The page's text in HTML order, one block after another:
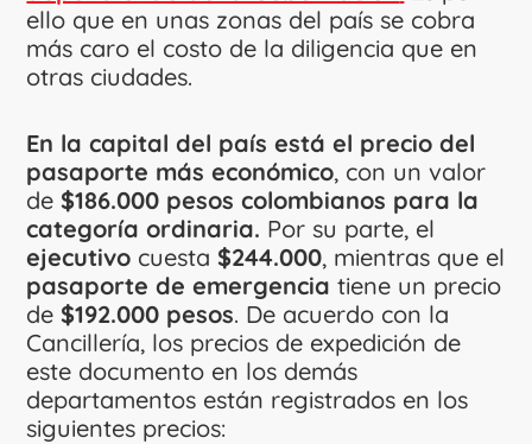
ello que en unas zonas del país se cobra
más caro el costo de la diligencia que en
otras ciudades.
En la capital del país está el precio del
pasaporte más económico, con un valor
de$186.000 pesos colombianos para la
categoría ordinaria. Por su parte, el
ejecutivo cuesta$244.000, mientras que el
pasaporte de emergencia tiene un precio
de$192.000 pesos. De acuerdo con la
Cancillería, los precios de expedición de
este documento en los demás
departamentos están registrados en los
siguientes precios: